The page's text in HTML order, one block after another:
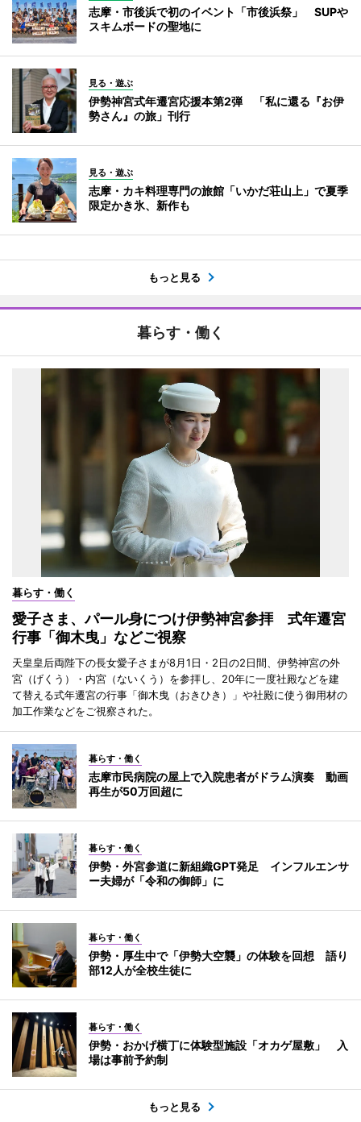
志摩・市後浜で初のイベント「市後浜祭」 SUPや
スキムボードの聖地に
見る・遊ぶ
伊勢神宮式年遷宮応援本第2弾 「私に還る『お伊
勢さん』の旅」刊行
見る・遊ぶ
志摩・カキ料理専門の旅館「いかだ荘山上」で夏季
限定かき氷、新作も
もっと見る
暮らす・働く
暮らす・働く
愛子さま、パール身につけ伊勢神宮参拝 式年遷宮
行事「御木曳」などご視察
天皇皇后両陛下の長女愛子さまが8月1日・2日の2日間、伊勢神宮の外
宮（げくう）・内宮（ないくう）を参拝し、20年に一度社殿などを建
て替える式年遷宮の行事「御木曳（おきひき）」や社殿に使う御用材の
加工作業などをご視察された。
暮らす・働く
志摩市民病院の屋上で入院患者がドラム演奏 動画
再生が50万回超に
暮らす・働く
伊勢・外宮参道に新組織GPT発足 インフルエンサ
ー夫婦が「令和の御師」に
暮らす・働く
伊勢・厚生中で「伊勢大空襲」の体験を回想 語り
部12人が全校生徒に
暮らす・働く
伊勢・おかげ横丁に体験型施設「オカゲ屋敷」 入
場は事前予約制
もっと見る